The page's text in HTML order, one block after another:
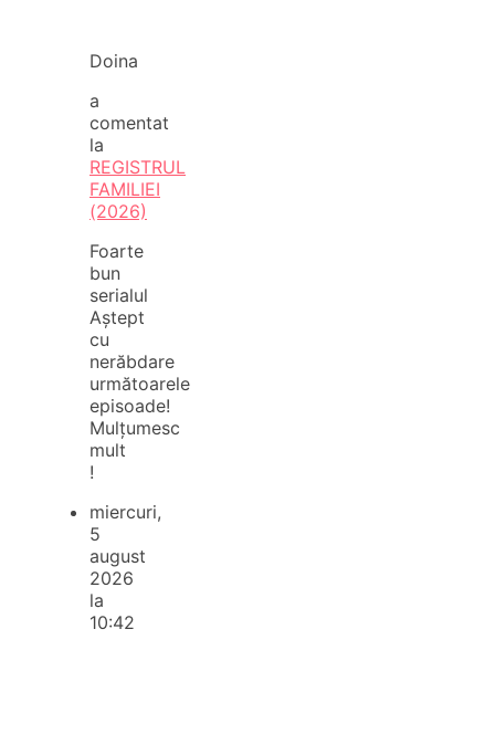
Doina
a
comentat
la
REGISTRUL
FAMILIEI
(2026)
Foarte
bun
serialul
Aștept
cu
nerăbdare
următoarele
episoade!
Mulțumesc
mult
!
miercuri,
5
august
2026
la
10:42